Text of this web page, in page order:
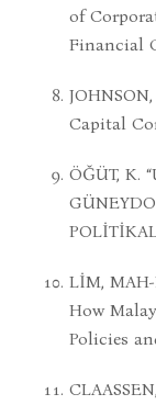
of
Financial
Capital
ÖĞÜT, K.
LİM,
How
Policies